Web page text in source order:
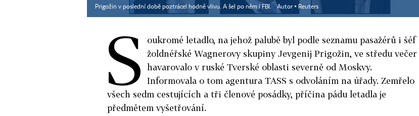
Prigožin v poslední době poztrácel hodně vlivu. A šel po něm i FBI. Autor ▪ Reuters
S
oukromé letadlo, na jehož palubě byl podle seznamu pasažérů i šéf
žoldnéřské Wagnerovy skupiny Jevgenij Prigožin, ve středu večer
havarovalo v ruské Tverské oblasti severně od Moskvy.
Informovala o tom agentura TASS s odvoláním na úřady. Zemřelo
všech sedm cestujících a tři členové posádky, příčina pádu letadla je
předmětem vyšetřování.